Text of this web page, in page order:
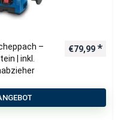
–
| inkl.
€79,99